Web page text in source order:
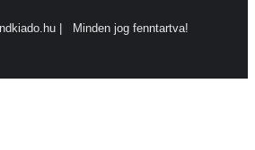
| Minden jog fenntartva!